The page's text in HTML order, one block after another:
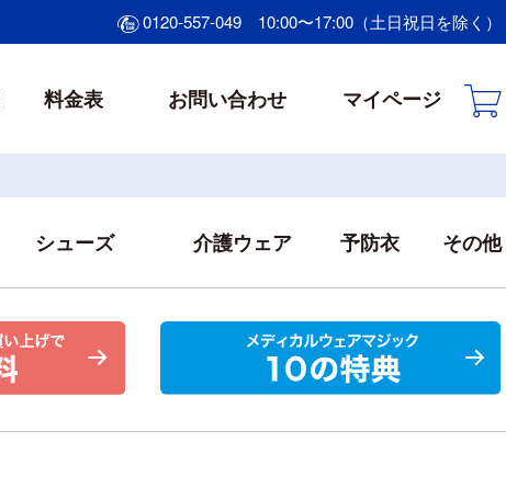
0120-557-049 10:00〜17:00（土日祝日を除く）
料金表 お問い合わせ マイページ
シューズ 介護ウェア 予防衣 その他